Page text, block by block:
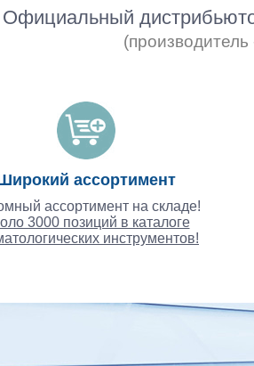
Официальный
ассортимент
ассортимент на складе!
3000 позиций в каталоге
инструментов!